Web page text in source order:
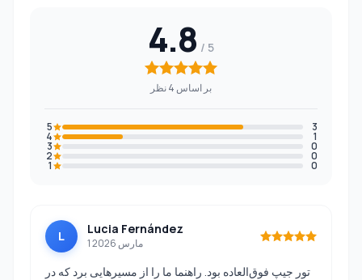
4.8
بر اساس 4 نظر
5 3
4 1
3 0
2 0
1 0
L Lucia Fernández
1 مارس 2026
تور جیپ فوق‌العاده بود. راهنما ما را از مسیرهایی برد که در